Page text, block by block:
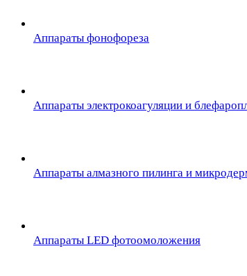
Аппараты фонофореза
Аппараты электрокоагуляции и
Аппараты алмазного пилинга и
Аппараты LED фотоомоложения